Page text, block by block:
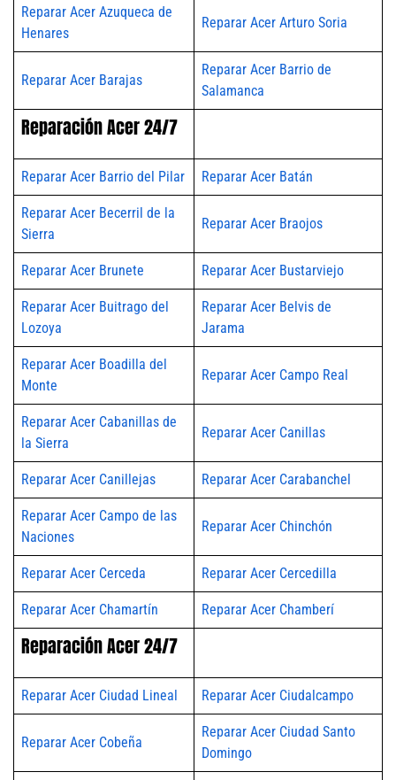
Reparar Acer Azuqueca de
Henares
Reparar Acer Arturo Soria
Reparar Acer Barajas
Reparar Acer Barrio de
Salamanca
Reparación Acer 24/7
Reparar Acer Barrio del Pilar Reparar Acer Batán
Reparar Acer Becerril de la
Sierra
Reparar Acer Braojos
Reparar Acer Brunete Reparar Acer Bustarviejo
Reparar Acer Buitrago del
Lozoya
Reparar Acer Belvis de
Jarama
Reparar Acer Boadilla del
Monte
Reparar Acer Campo Real
Reparar Acer Cabanillas de
la Sierra
Reparar Acer Canillas
Reparar Acer Canillejas Reparar Acer Carabanchel
Reparar Acer Campo de las
Naciones
Reparar Acer Chinchón
Reparar Acer Cerceda Reparar Acer Cercedilla
Reparar Acer Chamartín Reparar Acer Chamberí
Reparación Acer 24/7
Reparar Acer Ciudad Lineal Reparar Acer Ciudalcampo
Reparar Acer Cobeña
Reparar Acer Ciudad Santo
Domingo